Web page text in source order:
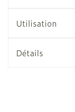
Utilisation
Détails